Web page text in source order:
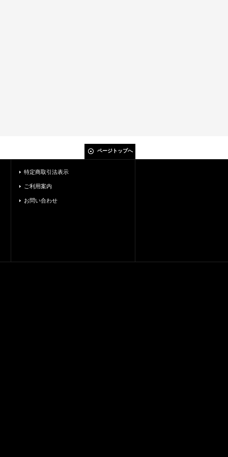
ページトップへ
特定商取引法表示
ご利用案内
お問い合わせ